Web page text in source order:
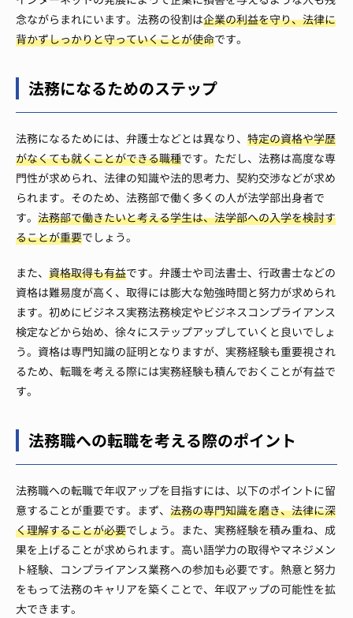
念ながらまれにいます。法務の役割は企業の利益を守り、法律に
背かずしっかりと守っていくことが使命です。
法務になるためのステップ
法務になるためには、弁護士などとは異なり、 特定の資格や学歴
がなくても就くことができる職種です。ただし、法務は高度な専
門性が求められ、法律の知識や法的思考力、契約交渉などが求め
られます。そのため、法務部で働く多くの人が法学部出身者で
す。 法務部で働きたいと考える学生は、法学部への入学を検討す
ることが重要でしょう。
また、 資格取得も有益です。弁護士や司法書士、行政書士などの
資格は難易度が高く、取得には膨大な勉強時間と努力が求められ
ます。初めにビジネス実務法務検定やビジネスコンプライアンス
検定などから始め、徐々にステップアップしていくと良いでしょ
う。資格は専門知識の証明となりますが、実務経験も重要視され
るため、転職を考える際には実務経験も積んでおくことが有益で
す。
法務職への転職を考える際のポイント
法務職への転職で年収アップを目指すには、以下のポイントに留
意することが重要です。まず、 法務の専門知識を磨き、法律に深
く理解することが必要でしょう。また、実務経験を積み重ね、成
果を上げることが求められます。高い語学力の取得やマネジメン
ト経験、コンプライアンス業務への参加も必要です。熱意と努力
をもって法務のキャリアを築くことで、年収アップの可能性を拡
大できます。